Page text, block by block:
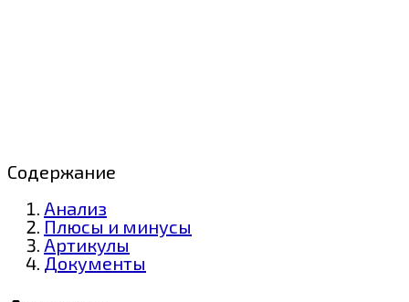
Содержание
Анализ
Плюсы и минусы
Артикулы
Документы